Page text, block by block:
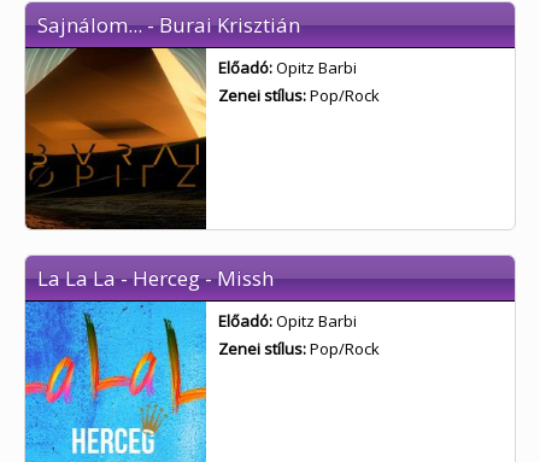
Sajnálom... - Burai Krisztián
Előadó:Opitz Barbi
Zenei stílus:Pop/Rock
La La La - Herceg - Missh
Előadó:Opitz Barbi
Zenei stílus:Pop/Rock